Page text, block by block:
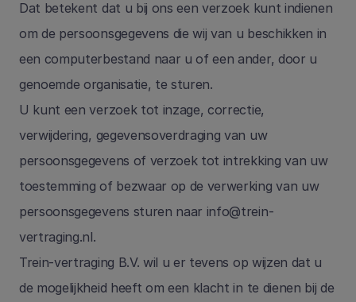
Dat betekent dat u bij ons een verzoek kunt indienen
om de persoonsgegevens die wij van u beschikken in
een computerbestand naar u of een ander, door u
genoemde organisatie, te sturen.
U kunt een verzoek tot inzage, correctie,
verwijdering, gegevensoverdraging van uw
persoonsgegevens of verzoek tot intrekking van uw
toestemming of bezwaar op de verwerking van uw
persoonsgegevens sturen naar info@trein-
vertraging.nl.
Trein-vertraging B.V. wil u er tevens op wijzen dat u
de mogelijkheid heeft om een klacht in te dienen bij de